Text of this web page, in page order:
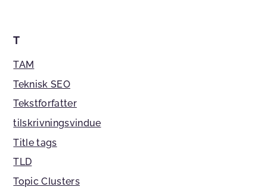
T
TAM
Teknisk SEO
Tekstforfatter
tilskrivningsvindue
Title tags
TLD
Topic Clusters